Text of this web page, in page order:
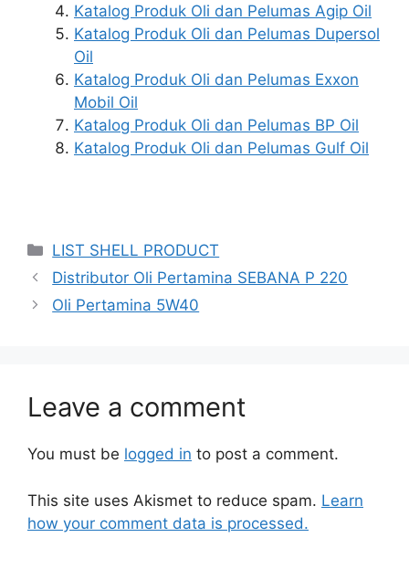
Katalog Produk Oli dan Pelumas Agip Oil
Katalog Produk Oli dan Pelumas Dupersol
Oil
Katalog Produk Oli dan Pelumas Exxon
Mobil Oil
Katalog Produk Oli dan Pelumas BP Oil
Katalog Produk Oli dan Pelumas Gulf Oil
LIST SHELL PRODUCT
Distributor Oli Pertamina SEBANA P 220
Oli Pertamina 5W40
Leave a comment
You must be logged in to post a comment.
This site uses Akismet to reduce spam. Learn
how your comment data is processed.